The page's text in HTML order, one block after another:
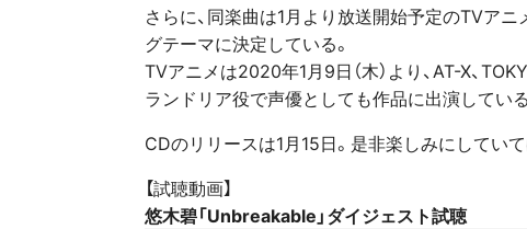
さらに、同楽曲は1月より放送開始予定のTVアニ
グテーマに決定している。
TVアニメは2020年1月9日（木）より、AT-X、
ランドリア役で声優としても作品に出演している
CDのリリースは1月15日。是非楽しみにしていて
【試聴動画】
悠木碧「Unbreakable」ダイジェスト試聴